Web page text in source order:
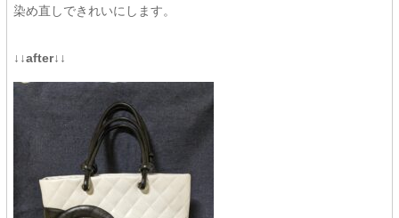
染め直しできれいにします。
↓↓after↓↓